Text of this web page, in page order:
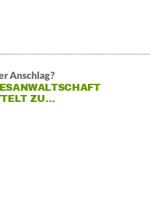
Anschlag?
ZU…